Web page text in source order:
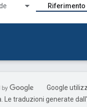
Riferimento
Google
Le traduzioni generate